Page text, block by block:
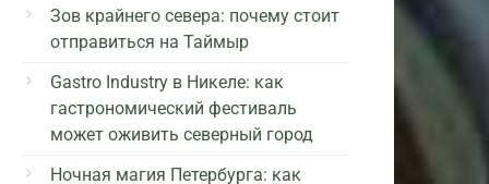
Зов крайнего севера: почему стоит
отправиться на Таймыр
Gastro Industry в Никеле: как
гастрономический фестиваль
может оживить северный город
Ночная магия Петербурга: как